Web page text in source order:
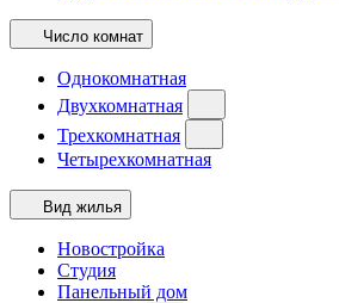
Число комнат
Однокомнатная
Двухкомнатная
Трехкомнатная
Четырехкомнатная
Вид жилья
Новостройка
Студия
Панельный дом